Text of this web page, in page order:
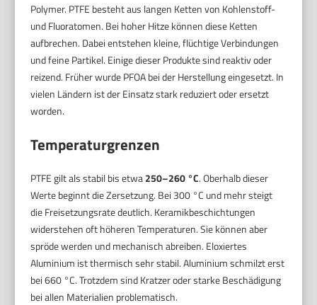
Polymer. PTFE besteht aus langen Ketten von Kohlenstoff-
und Fluoratomen. Bei hoher Hitze können diese Ketten
aufbrechen. Dabei entstehen kleine, flüchtige Verbindungen
und feine Partikel. Einige dieser Produkte sind reaktiv oder
reizend. Früher wurde PFOA bei der Herstellung eingesetzt. In
vielen Ländern ist der Einsatz stark reduziert oder ersetzt
worden.
Temperaturgrenzen
PTFE gilt als stabil bis etwa250–260 °C. Oberhalb dieser
Werte beginnt die Zersetzung. Bei 300 °C und mehr steigt
die Freisetzungsrate deutlich. Keramikbeschichtungen
widerstehen oft höheren Temperaturen. Sie können aber
spröde werden und mechanisch abreiben. Eloxiertes
Aluminium ist thermisch sehr stabil. Aluminium schmilzt erst
bei 660 °C. Trotzdem sind Kratzer oder starke Beschädigung
bei allen Materialien problematisch.